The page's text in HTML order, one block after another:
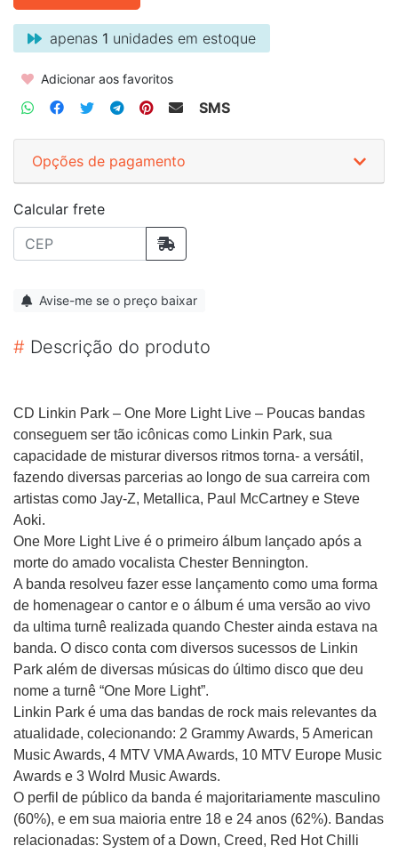
apenas 1 unidades em estoque
Adicionar aos favoritos
SMS
Opções de pagamento
Calcular frete
Avise-me se o preço baixar
# Descrição do produto
CD Linkin Park – One More Light Live – Poucas bandas
conseguem ser tão icônicas como Linkin Park, sua
capacidade de misturar diversos ritmos torna- a versátil,
fazendo diversas parcerias ao longo de sua carreira com
artistas como Jay-Z, Metallica, Paul McCartney e Steve
Aoki.
One More Light Live é o primeiro álbum lançado após a
morte do amado vocalista Chester Bennington.
A banda resolveu fazer esse lançamento como uma forma
de homenagear o cantor e o álbum é uma versão ao vivo
da ultima turnê realizada quando Chester ainda estava na
banda. O disco conta com diversos sucessos de Linkin
Park além de diversas músicas do último disco que deu
nome a turnê “One More Light”.
Linkin Park é uma das bandas de rock mais relevantes da
atualidade, colecionando: 2 Grammy Awards, 5 American
Music Awards, 4 MTV VMA Awards, 10 MTV Europe Music
Awards e 3 Wolrd Music Awards.
O perfil de público da banda é majoritariamente masculino
(60%), e em sua maioria entre 18 e 24 anos (62%). Bandas
relacionadas: System of a Down, Creed, Red Hot Chilli